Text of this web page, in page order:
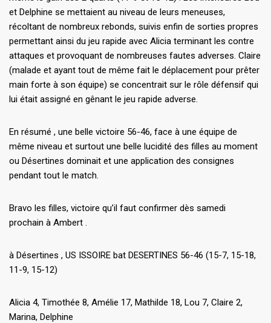
et Delphine se mettaient au niveau de leurs meneuses,
récoltant de nombreux rebonds, suivis enfin de sorties propres
permettant ainsi du jeu rapide avec Alicia terminant les contre
attaques et provoquant de nombreuses fautes adverses. Claire
(malade et ayant tout de même fait le déplacement pour prêter
main forte à son équipe) se concentrait sur le rôle défensif qui
lui était assigné en gênant le jeu rapide adverse.
En résumé , une belle victoire 56-46, face à une équipe de
même niveau et surtout une belle lucidité des filles au moment
ou Désertines dominait et une application des consignes
pendant tout le match.
Bravo les filles, victoire qu’il faut confirmer dès samedi
prochain à Ambert .
à Désertines , US ISSOIRE bat DESERTINES 56-46 (15-7, 15-18,
11-9, 15-12)
Alicia 4, Timothée 8, Amélie 17, Mathilde 18, Lou 7, Claire 2,
Marina, Delphine